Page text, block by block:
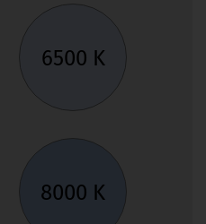
6500 K
8000 K